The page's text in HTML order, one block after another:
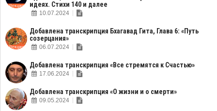
идеях. Стихи 140 и далее
10.07.2024
Добавлена транскрипция Бхагавад Гита, Глава 6: «Путь
созерцания»
06.07.2024
Добавлена транскрипция «Все стремятся к Счастью»
17.06.2024
Добавлена транскрипция «О жизни и о смерти»
09.05.2024